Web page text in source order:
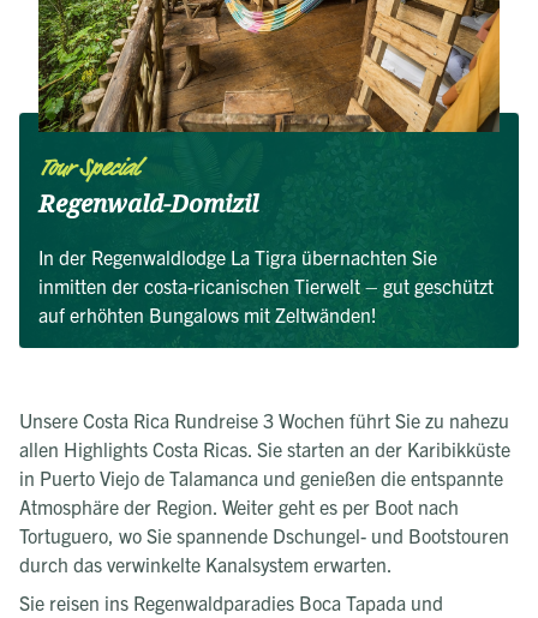
Tour Special
Regenwald-Domizil
In der Regenwaldlodge La Tigra übernachten Sie
inmitten der costa-ricanischen Tierwelt – gut geschützt
auf erhöhten Bungalows mit Zeltwänden!
Unsere Costa Rica Rundreise 3 Wochen führt Sie zu nahezu
allen Highlights Costa Ricas. Sie starten an der Karibikküste
in Puerto Viejo de Talamanca und genießen die entspannte
Atmosphäre der Region. Weiter geht es per Boot nach
Tortuguero, wo Sie spannende Dschungel- und Bootstouren
durch das verwinkelte Kanalsystem erwarten.
Sie reisen ins Regenwaldparadies Boca Tapada und